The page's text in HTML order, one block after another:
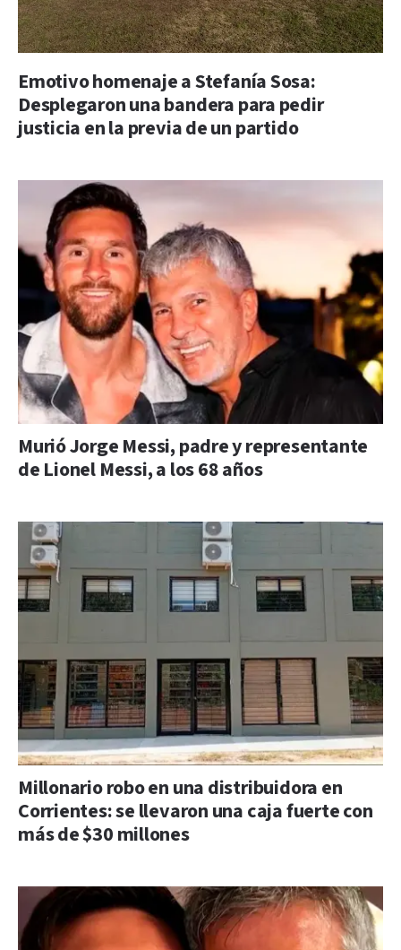
Emotivo homenaje a Stefanía Sosa:
Desplegaron una bandera para pedir
justicia en la previa de un partido
Murió Jorge Messi, padre y representante
de Lionel Messi, a los 68 años
Millonario robo en una distribuidora en
Corrientes: se llevaron una caja fuerte con
más de $30 millones